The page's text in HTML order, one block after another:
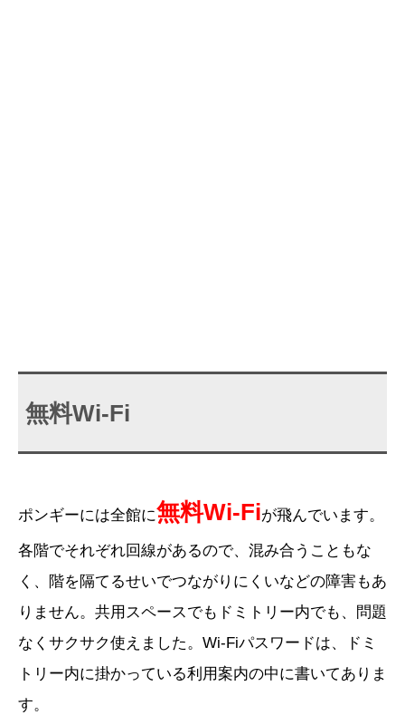
無料Wi-Fi
ポンギーには全館に無料Wi-Fiが飛んでいます。
各階でそれぞれ回線があるので、混み合うこともな
く、階を隔てるせいでつながりにくいなどの障害もあ
りません。共用スペースでもドミトリー内でも、問題
なくサクサク使えました。Wi-Fiパスワードは、ドミ
トリー内に掛かっている利用案内の中に書いてありま
す。